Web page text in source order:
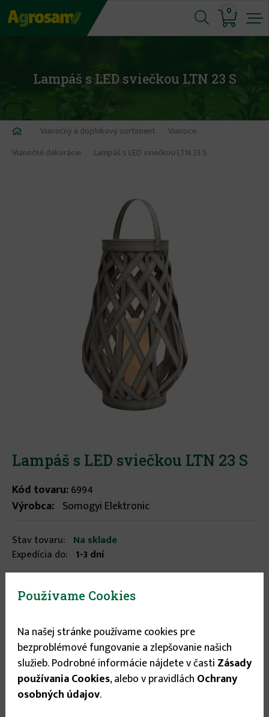
Jump
to
0
Lampáš s LED sviečkou LTN 23 S
Nachádzate
sa
Vianočný a doplnkový sortiment
Vianoce
Vianočné dekorácie
Lampáš s LED sviečkou LTN 23 S
Lampáš s LED sviečkou LTN 23 S
Kód tovaru:6994
Výrobca: Somogyi Elektronic
Stav tovaru: Na sklade
Expedícia do: 1-3 dní
12.59 €


Používame Cookies
Na našej stránke používame cookies pre
bezproblémové fungovanie a zlepšovanie našich
služieb. Podrobné informácie nájdete v časti Zásady
používania Cookies, alebo v pravidlách Ochrany
osobných údajov.